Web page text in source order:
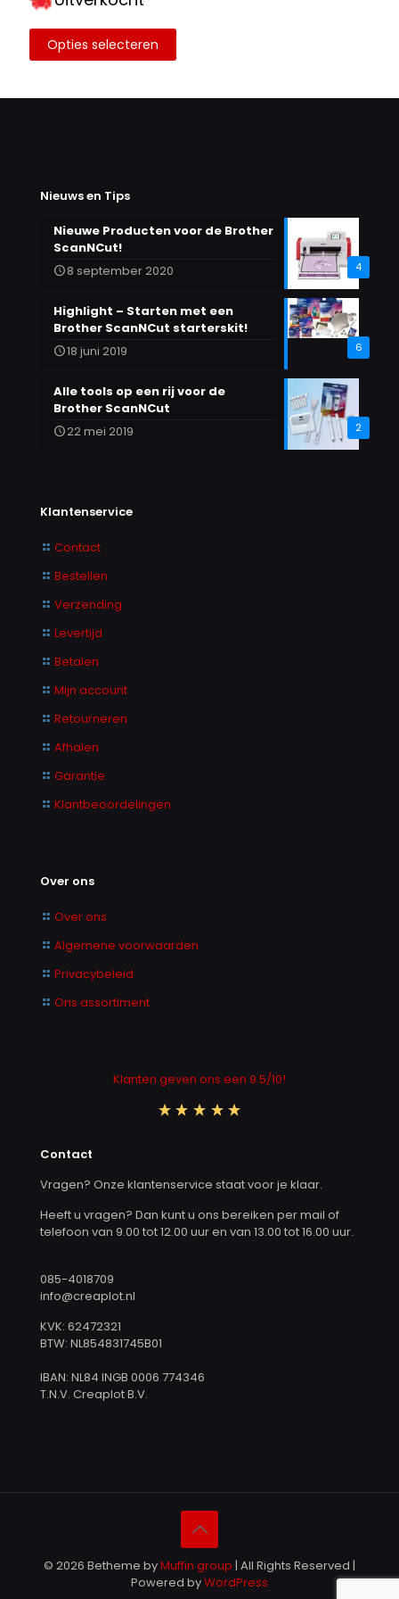
Opties selecteren
meerdere
gekozen
worden
productpagina
Nieuws en Tips
4
Nieuwe Producten voor de Brother
ScanNCut!
8 september 2020
6
Highlight – Starten met een
Brother ScanNCut starterskit!
18 juni 2019
2
Alle tools op een rij voor de
Brother ScanNCut
22 mei 2019
Klantenservice
Contact
Bestellen
Verzending
Levertijd
Betalen
Mijn account
Retourneren
Afhalen
Garantie
Klantbeoordelingen
Over ons
Over ons
Algemene voorwaarden
Privacybeleid
Ons assortiment
Klanten geven ons een 9.5/10!
Contact
Vragen? Onze klantenservice staat voor je klaar.
Heeft u vragen? Dan kunt u ons bereiken per mail of
telefoon van 9.00 tot 12.00 uur en van 13.00 tot 16.00 uur.
085-4018709
info@creaplot.nl
KVK: 62472321
BTW: NL854831745B01
IBAN: NL84 INGB 0006 774346
T.N.V. Creaplot B.V.
© 2026 Betheme byMuffin group | All Rights Reserved |
Powered byWordPress